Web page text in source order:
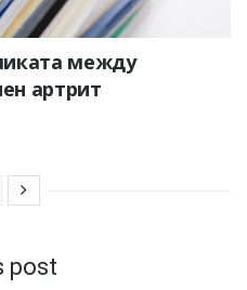
между
артрит
post